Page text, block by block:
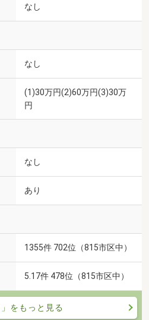
なし
なし
(1)30万円(2)60万円(3)30万
円
なし
あり
1355件 702位（815市区中）
5.17件 478位（815市区中）
」をもっと見る